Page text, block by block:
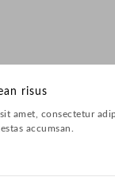
risus
amet, consectetur
accumsan.